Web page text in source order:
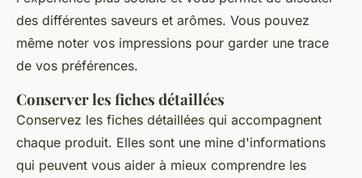
des différentes saveurs et arômes. Vous pouvez
même noter vos impressions pour garder une trace
de vos préférences.
Conserver les fiches détaillées
Conservez les fiches détaillées qui accompagnent
chaque produit. Elles sont une mine d'informations
qui peuvent vous aider à mieux comprendre les